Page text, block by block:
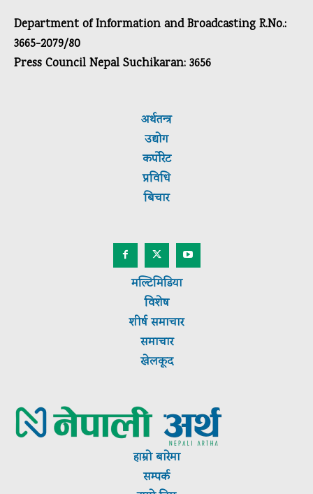
Department of Information and Broadcasting R.No.:
3665-2079/80
Press Council Nepal Suchikaran: 3656
अर्थतन्त्र
उद्योग
कर्पाेरेट
प्रविधि
बिचार
मल्टिमिडिया
विशेष
शीर्षसमाचार
समाचार
खेलकूद
हाम्रो बारेमा
सम्पर्क